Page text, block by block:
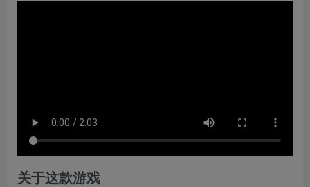
关于这款游戏